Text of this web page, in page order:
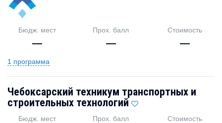
Бюдж. мест
—
Прох. балл
—
Стоимость
—
1 программа
Чебоксарский техникум транспортных и
строительных технологий
Бюдж. мест Прох. балл Стоимость